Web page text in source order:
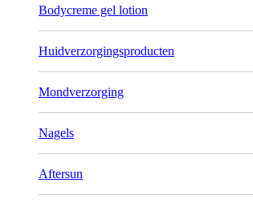
Bodycreme gel lotion
Huidverzorgingsproducten
Mondverzorging
Nagels
Aftersun